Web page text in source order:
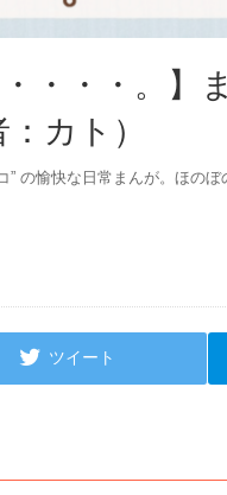
・・・。】
カト）
の愉快な日常まんが。ほの
ツイート